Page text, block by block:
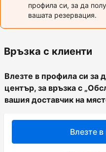
профила си, за да
вашата резервация.
Връзка с клиенти
Влезте в профила си за
център, за връзка с
вашия доставчик на
Влезте